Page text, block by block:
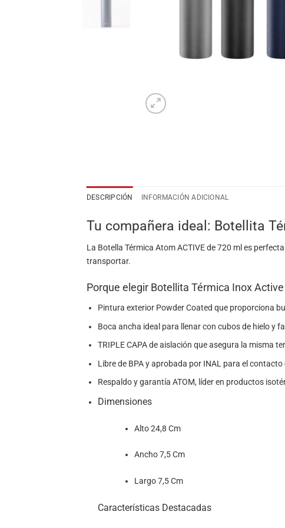
DESCRIPCIÓN INFORMACIÓN ADICIONAL
Tu compañera ideal: Botellita
La Botella Térmica Atom ACTIVE de 720 ml es
transportar.
Porque elegir Botellita Térmica Inox
Pintura exterior Powder Coated que proporciona
Boca ancha ideal para llenar con cubos de hielo y
TRIPLE CAPA de aislación que asegura la misma
Libre de BPA y aprobada por INAL para el contacto
Respaldo y garantía ATOM, líder en productos
Dimensiones
Alto 24,8 Cm
Ancho 7,5 Cm
Largo 7,5 Cm
Características Destacadas